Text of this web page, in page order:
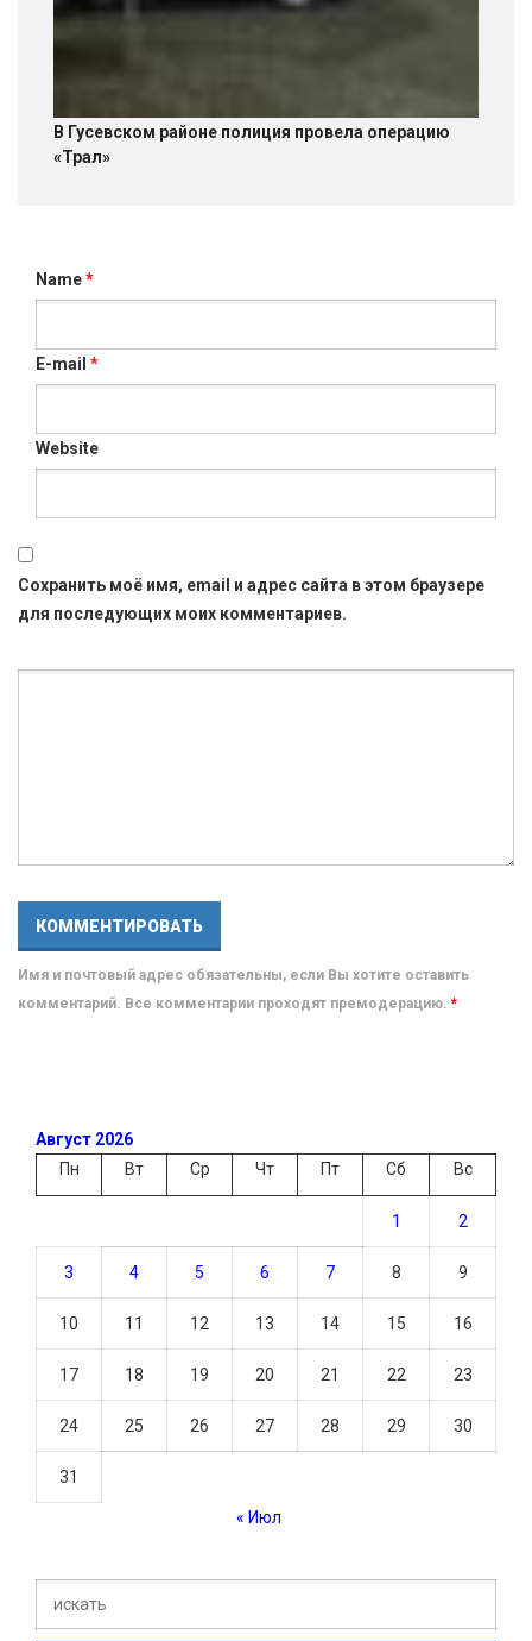
В Гусевском районе полиция провела операцию
«Трал»
Name*
E-mail *
Website
Сохранить моё имя, email и адрес сайта в этом браузере
для последующих моих комментариев.
Имя и почтовый адрес обязательны, если Вы хотите оставить
комментарий. Все комментарии проходят премодерацию. *
Август 2026
Пн
Вт Ср Чт Пт Сб Вс
1 2
3 4 5 6 7 8 9
10 11 12 13 14 15 16
17 18 19 20 21 22 23
24 25 26 27 28 29 30
31
« Июл